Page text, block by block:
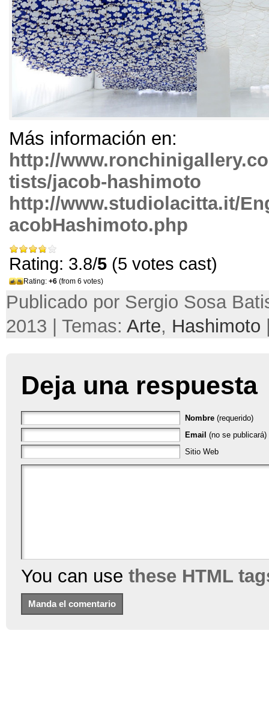
Más información en:
http://
tists/jacob-hashimoto
http://www.studiolacitta.it/
acobHashimoto.php
Rating: 3.8/5 (5 votes cast)
Rating: +6 (from 6 votes)
Publicado por Sergio Sosa
2013 | Temas: Arte, Hashimoto
Deja una respuesta
Nombre (requerido)
Email (no se publicará)
Sitio Web
You can use these HTML